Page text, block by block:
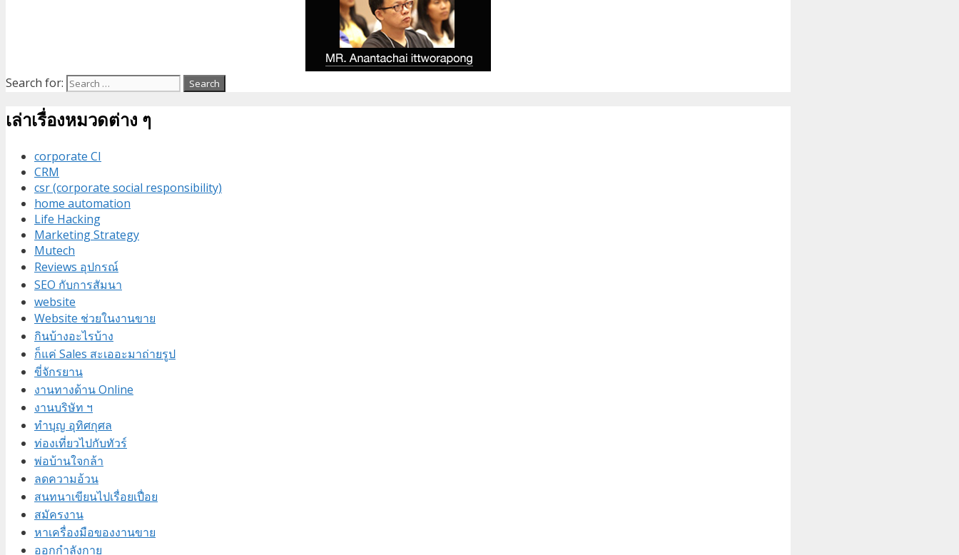
Search for:
เล่าเรื่องหมวดต่าง ๆ
corporate CI
CRM
csr (corporate social responsibility)
home automation
Life Hacking
Marketing Strategy
Mutech
Reviews อุปกรณ์
SEO กับการสัมนา
website
Website ช่วยในงานขาย
กินบ้างอะไรบ้าง
ก็แค่ Sales สะเออะมาถ่ายรูป
ขี่จักรยาน
งานทางด้าน Online
งานบริษัท ฯ
ทำบุญ อุทิศกุศล
ท่องเที่ยวไปกับทัวร์
พ่อบ้านใจกล้า
ลดความอ้วน
สนทนาเขียนไปเรื่อยเปื่อย
สมัครงาน
หาเครื่องมือของงานขาย
ออกกำลังกาย